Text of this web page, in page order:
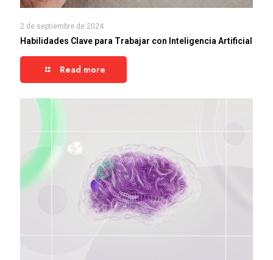
2 de septiembre de 2024
Habilidades Clave para Trabajar con Inteligencia Artificial
Read more